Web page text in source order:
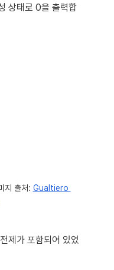
상태로 0을 출력합
지 출처: Gualtiero
제가 포함되어 있었